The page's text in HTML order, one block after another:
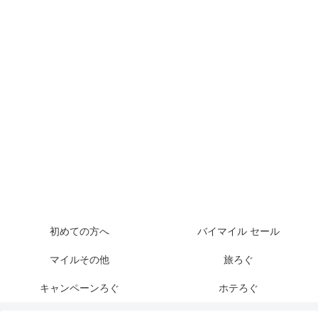
初めての方へ バイマイル セール
マイルその他 旅ろぐ
キャンペーンろぐ ホテろぐ